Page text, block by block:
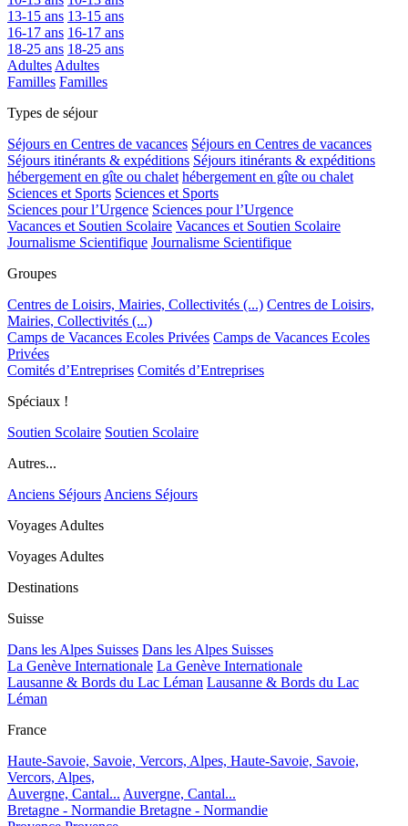
13-15 ans 13-15 ans
16-17 ans 16-17 ans
18-25 ans 18-25 ans
Adultes Adultes
Familles Familles
Types de séjour
Séjours en Centres de vacances Séjours en Centres de vacances
Séjours itinérants & expéditions Séjours itinérants & expéditions
hébergement en gîte ou chalet hébergement en gîte ou chalet
Sciences et Sports Sciences et Sports
Sciences pour l’Urgence Sciences pour l’Urgence
Vacances et Soutien Scolaire Vacances et Soutien Scolaire
Journalisme Scientifique Journalisme Scientifique
Groupes
Centres de Loisirs, Mairies, Collectivités (...) Centres de Loisirs,
Mairies, Collectivités (...)
Camps de Vacances Ecoles Privées Camps de Vacances Ecoles
Privées
Comités d’Entreprises Comités d’Entreprises
Spéciaux !
Soutien Scolaire Soutien Scolaire
Autres...
Anciens Séjours Anciens Séjours
Voyages Adultes
Voyages Adultes
Destinations
Suisse
Dans les Alpes Suisses Dans les Alpes Suisses
La Genève Internationale La Genève Internationale
Lausanne & Bords du Lac Léman Lausanne & Bords du Lac
Léman
France
Haute-Savoie, Savoie, Vercors, Alpes, Haute-Savoie, Savoie,
Vercors, Alpes,
Auvergne, Cantal... Auvergne, Cantal...
Bretagne - Normandie Bretagne - Normandie